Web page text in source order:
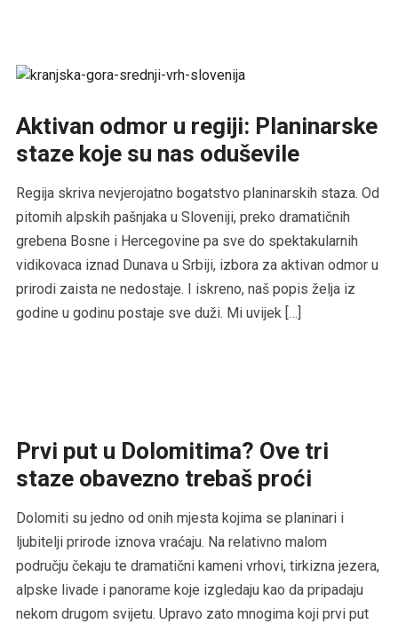
Aktivan odmor u regiji: Planinarske
staze koje su nas oduševile
Regija skriva nevjerojatno bogatstvo planinarskih staza. Od
pitomih alpskih pašnjaka u Sloveniji, preko dramatičnih
grebena Bosne i Hercegovine pa sve do spektakularnih
vidikovaca iznad Dunava u Srbiji, izbora za aktivan odmor u
prirodi zaista ne nedostaje. I iskreno, naš popis želja iz
godine u godinu postaje sve duži. Mi uvijek […]
Prvi put u Dolomitima? Ove tri
staze obavezno trebaš proći
Dolomiti su jedno od onih mjesta kojima se planinari i
ljubitelji prirode iznova vraćaju. Na relativno malom
području čekaju te dramatični kameni vrhovi, tirkizna jezera,
alpske livade i panorame koje izgledaju kao da pripadaju
nekom drugom svijetu. Upravo zato mnogima koji prvi put